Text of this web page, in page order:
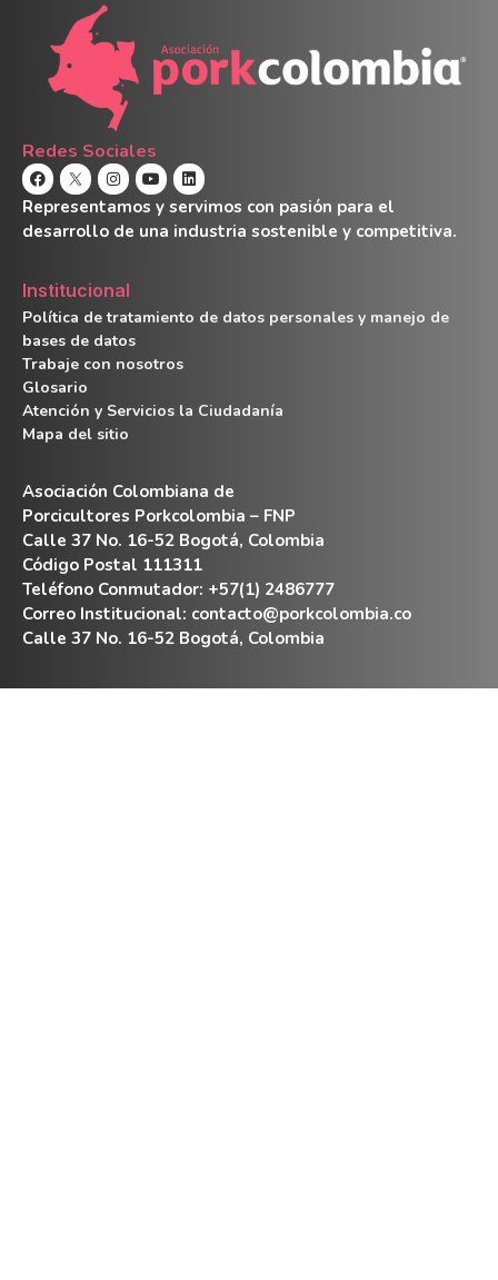
Redes Sociales
Representamos y servimos con pasión para el
desarrollo de una industria sostenible y competitiva.
Institucional
Política de tratamiento de datos personales y manejo de
bases de datos
Trabaje con nosotros
Glosario
Atención y Servicios la Ciudadanía
Mapa del sitio
Asociación Colombiana de
Porcicultores Porkcolombia – FNP
Calle 37 No. 16-52 Bogotá, Colombia
Código Postal 111311
Teléfono Conmutador: +57(1) 2486777
Correo Institucional: contacto@porkcolombia.co
Calle 37 No. 16-52 Bogotá, Colombia